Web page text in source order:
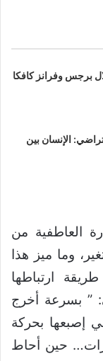
برجس وفرانز كافكا
الإنسان بين
العاطفية من
وما ميز هذا
ارتباطها
” بسرعة أخرج
إصبعها بحركة
حين أحاط